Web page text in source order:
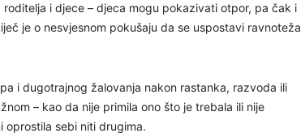
i djece – djeca mogu pokazivati otpor, pa čak i
je o nesvjesnom pokušaju da se uspostavi ravnoteža
i dugotrajnog žalovanja nakon rastanka, razvoda ili
– kao da nije primila ono što je trebala ili nije
oprostila sebi niti drugima.